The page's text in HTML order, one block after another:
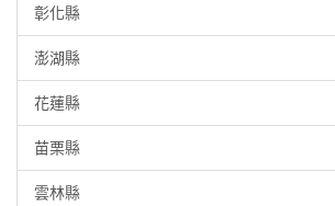
彰化縣
澎湖縣
花蓮縣
苗栗縣
雲林縣